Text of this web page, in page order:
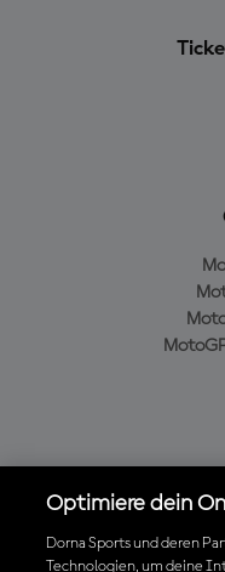
Optimiere dein
Dorna Sports und deren
Technologien, um deine